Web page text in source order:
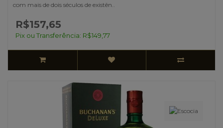
com mais de dois séculos de existên..
R$157,65
Pix ou Transferência: R$149,77